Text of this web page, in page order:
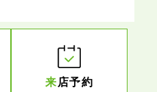
来 店予約